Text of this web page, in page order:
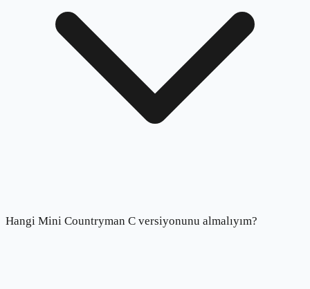
Hangi Mini Countryman C versiyonunu almalıyım?